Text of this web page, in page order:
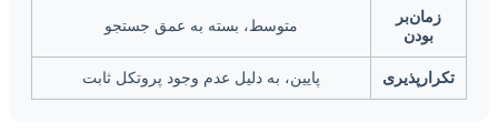
زمان‌بر
بودن
متوسط، بسته به عمق جستجو
تکرارپذیری پایین، به دلیل عدم وجود پروتکل ثابت